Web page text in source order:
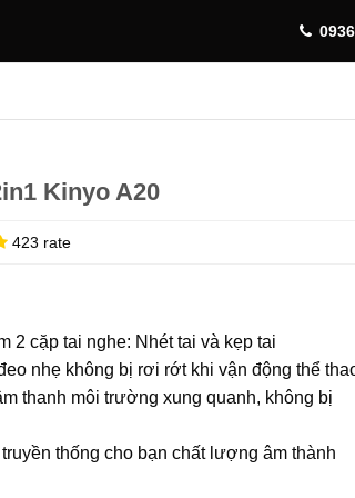
Kinyo A20
423 rate
2 cặp tai nghe: Nhét tai và kẹp tai
nhẹ không bị rơi rớt khi vận động thể
thanh môi trường xung quanh, không bị
thống cho bạn chất lượng âm thành